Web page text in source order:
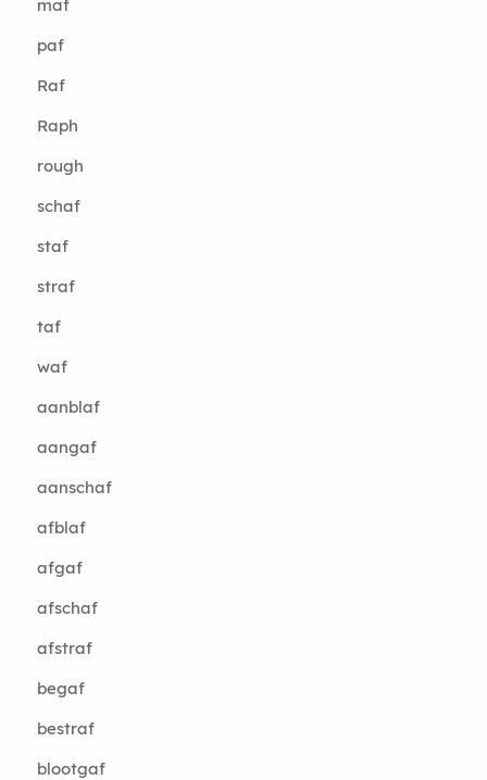
maf
paf
Raf
Raph
rough
schaf
staf
straf
taf
waf
aanblaf
aangaf
aanschaf
afblaf
afgaf
afschaf
afstraf
begaf
bestraf
blootgaf